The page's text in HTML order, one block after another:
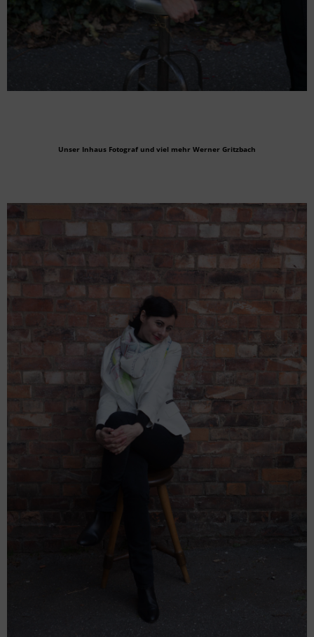
Unser Inhaus Fotograf und viel mehr Werner Gritzbach